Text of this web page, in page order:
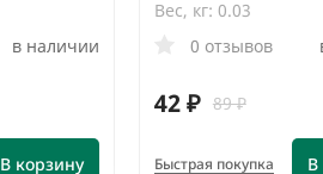
в наличии
В корзину
Вес, кг: 0.03
0 отзывов
42 ₽ 89 ₽
В
Быстрая покупка